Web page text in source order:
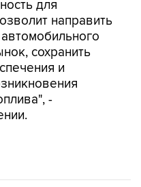
для
направить
сохранить
и
-